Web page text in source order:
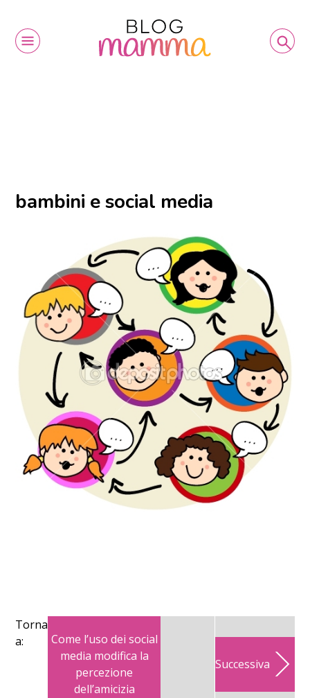
bambini e social media
Torna
a:
Come l’uso dei social
media modifica la
percezione
dell’amicizia
Successiva